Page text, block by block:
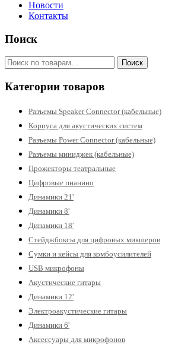
Новости
Контакты
Поиск
Искать: Поиск
Категории товаров
Разъемы Speaker Connector (кабельные)
Корпуса для акустических систем
Разъемы Power Connector (кабельные)
Разъемы миниджек (кабельные)
Прожекторы театральные
Цифровые пианино
Динамики 21'
Динамики 8'
Динамики 18'
Стейджбоксы для цифровых микшеров
Сумки и кейсы для комбоусилителей
USB микрофоны
Акустические гитары
Динамики 12'
Электроакустические гитары
Динамики 6'
Аксессуары для микрофонов